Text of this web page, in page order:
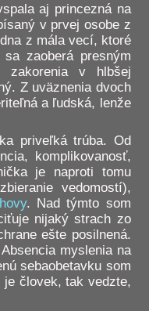
aj princezná na
v prvej osobe z
z mála vecí, ktoré
zaoberá presným
zakorenia v hlbšej
Z uväznenia dvoch
a ľudská, lenže
priveľká trúba. Od
komplikovanosť,
je naproti tomu
vedomostí),
. Nad týmto som
nijaký strach zo
ešte posilnená.
myslenia na
sebaobetavku som
človek, tak vedzte,